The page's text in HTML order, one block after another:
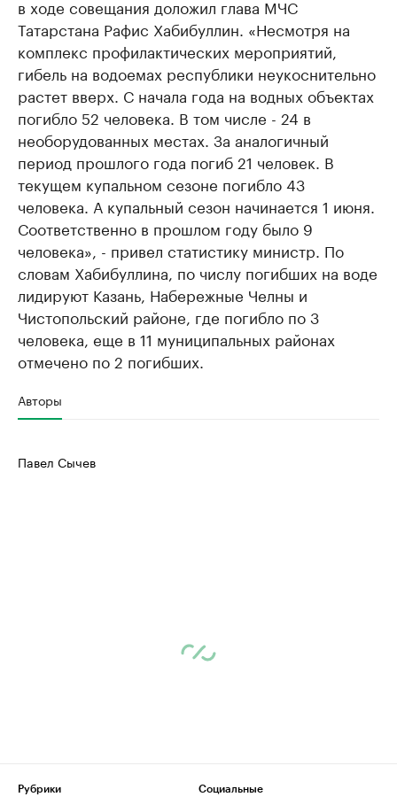
в ходе совещания доложил глава МЧС
Татарстана Рафис Хабибуллин. «Несмотря на
комплекс профилактических мероприятий,
гибель на водоемах республики неукоснительно
растет вверх. С начала года на водных объектах
погибло 52 человека. В том числе - 24 в
необорудованных местах. За аналогичный
период прошлого года погиб 21 человек. В
текущем купальном сезоне погибло 43
человека. А купальный сезон начинается 1 июня.
Соответственно в прошлом году было 9
человека», - привел статистику министр. По
словам Хабибуллина, по числу погибших на воде
лидируют Казань, Набережные Челны и
Чистопольский районе, где погибло по 3
человека, еще в 11 муниципальных районах
отмечено по 2 погибших.
Авторы
Павел Сычев
Рубрики
Социальные